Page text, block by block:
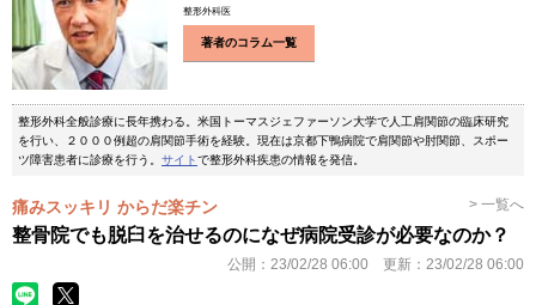
整形外科医
著者のコラム一覧
整形外科全般診療に長年携わる。米国トーマスジェファーソン大学で人工肩関節の臨床研究
を行い、２０００例超の肩関節手術を経験。現在は京都下鴨病院で肩関節や肘関節、スポー
ツ障害患者に診療を行う。 サイトで整形外科疾患の情報を発信。
痛みスッキリ からだ楽チン > 一覧へ
整骨院でも脱臼を治せるのになぜ病院受診が必要なのか？
公開： 23/02/28 06:00 更新： 23/02/28 06:00